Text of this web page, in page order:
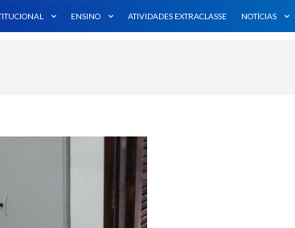
ENSINO ATIVIDADES EXTRACLASSE NOTÍCIAS